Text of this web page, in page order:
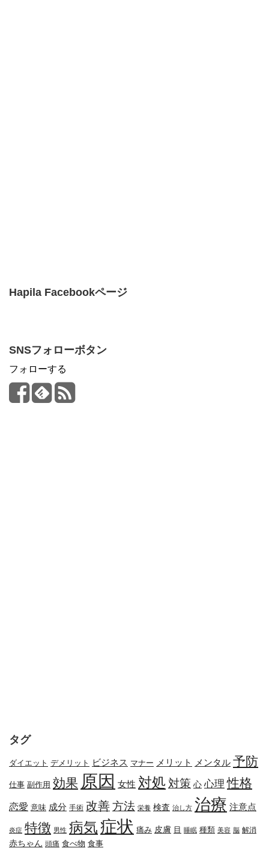
Hapila Facebookページ
SNSフォローボタン
フォローする
タグ
ダイエット デメリット ビジネス マナー メリット メンタル 予防
仕事 副作用 効果 原因 女性 対処 対策 心 心理 性格
恋愛 意味 成分 手術 改善方法 栄養 検査 治し方 治療 注意点
炎症 特徴 男性 病気症状 痛み 皮膚 目 睡眠 種類 美容 脳 解消
赤ちゃん 頭痛 食べ物 食事